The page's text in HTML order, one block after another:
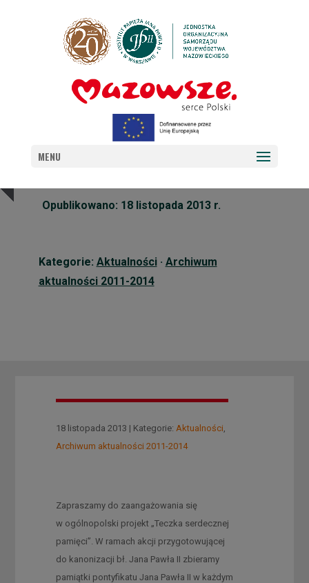
MENU
„TECZKA SERDECZNEJ PAMIĘCI”
Opublikowano: 18 listopada 2013 r.
Kategorie: Aktualności· Archiwum
aktualności 2011-2014
18 listopada 2013 | Kategorie: Aktualności
Archiwum aktualności 2011-2014
Zapraszamy do zaangażowania się
w ogólnopolski projekt „Teczka serdecznej
pamięci”. W ramach akcji przygotowującej
do kanonizacji bł. Jana Pawła II zbieramy
pamiątki pontyfikatu Jana Pawła II w każdym